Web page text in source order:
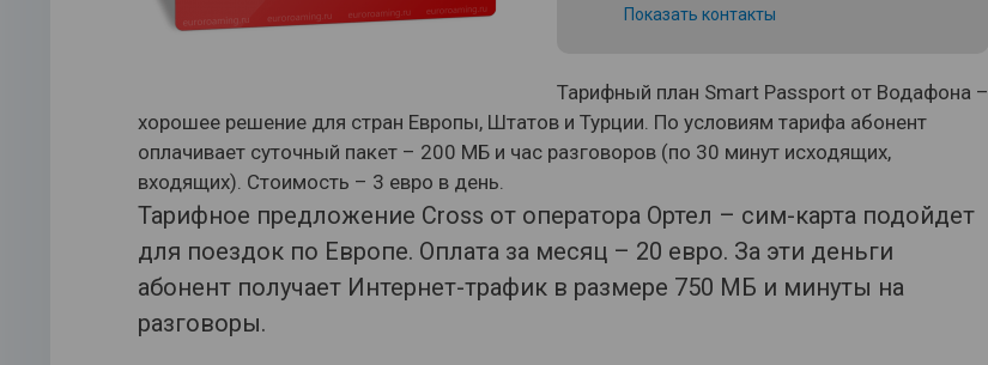
Показать контакты
Тарифный план Smart Passport от Водафона –
хорошее решение для стран Европы, Штатов и Турции. По условиям тарифа абонент
оплачивает суточный пакет – 200 МБ и час разговоров (по 30 минут исходящих,
входящих). Стоимость – 3 евро в день.
Тарифное предложение Cross от оператора Ортел – сим-карта подойдет
для поездок по Европе. Оплата за месяц – 20 евро. За эти деньги
абонент получает Интернет-трафик в размере 750 МБ и минуты на
разговоры.